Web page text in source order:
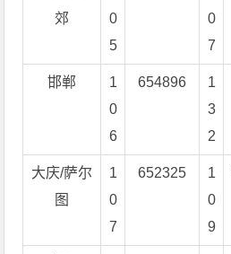
郊
0
5
0
7
邯郸
1
0
6
654896
1
3
2
大庆/萨尔
图
1
0
7
652325
1
0
9